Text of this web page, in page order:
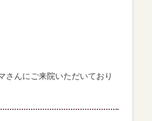
さんにご来院いただいており